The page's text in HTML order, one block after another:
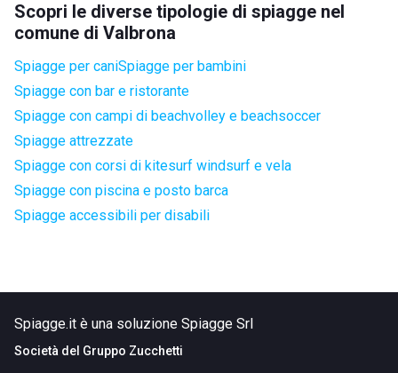
Scopri le diverse tipologie di spiagge nel
comune di Valbrona
Spiagge per caniSpiagge per bambini
Spiagge con bar e ristorante
Spiagge con campi di beachvolley e beachsoccer
Spiagge attrezzate
Spiagge con corsi di kitesurf windsurf e vela
Spiagge con piscina e posto barca
Spiagge accessibili per disabili
Spiagge.it è una soluzione Spiagge Srl
Società del Gruppo Zucchetti